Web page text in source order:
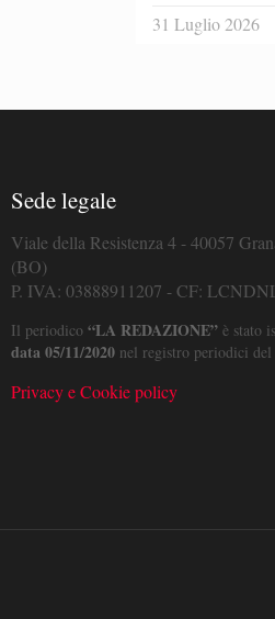
31 Luglio 2026
Sede legale
Viale della Resistenza 4 - 40057
(BO)
P. IVA: 03888911207 - CF:
Il periodico “LA REDAZIONE”è stato
data 05/11/2020nel registro periodici
Privacy e Cookie policy